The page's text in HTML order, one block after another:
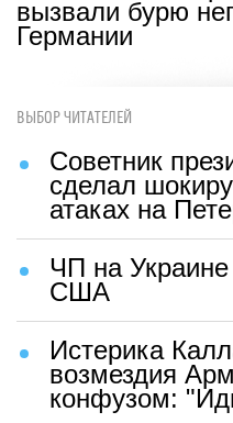
вызвали бурю
Германии
ВЫБОР ЧИТАТЕЛЕЙ
Советник
сделал
атаках на
ЧП на
США
Истерика
возмездия
конфузом: